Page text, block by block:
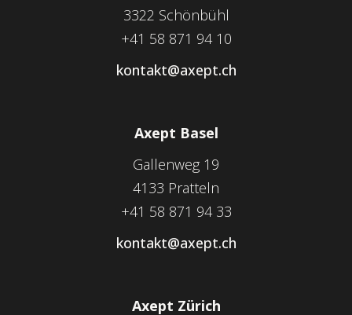
3322 Schönbühl
+41 58 871 94 10
kontakt@axept.ch
Axept Basel
Gallenweg 19
4133 Pratteln
+41 58 871 94 33
kontakt@axept.ch
Axept Zürich